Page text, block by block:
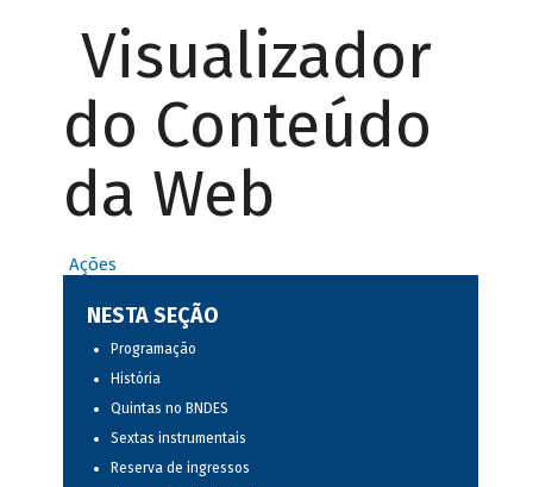
Visualizador
do Conteúdo
da Web
Ações
NESTA SEÇÃO
Programação
História
Quintas no BNDES
Sextas instrumentais
Reserva de ingressos